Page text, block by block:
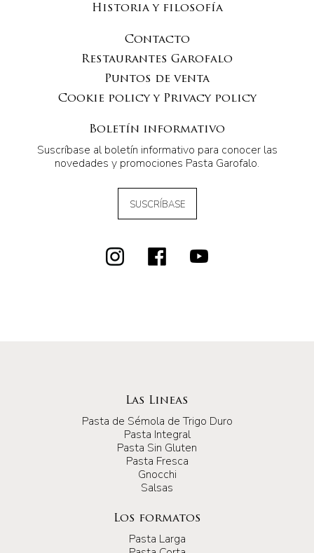
Historia y filosofía
Contacto
Restaurantes Garofalo
Puntos de venta
Cookie policy y Privacy policy
Boletín informativo
Suscríbase al boletín informativo para conocer las
novedades y promociones Pasta Garofalo.
SUSCRÍBASE
Las Lineas
Pasta de Sémola de Trigo Duro
Pasta Integral
Pasta Sin Gluten
Pasta Fresca
Gnocchi
Salsas
Los formatos
Pasta Larga